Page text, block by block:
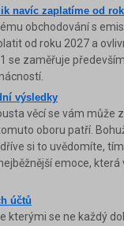
navíc zaplatíme od
obchodování s
od roku 2027 a
se zaměřuje
výsledky
věcí se vám může
oboru patří.
si to uvědomíte,
emoce,
účtů
kterými se ne každý